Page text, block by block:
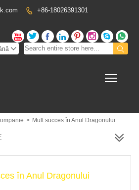
 +86-18026391301
      



> Mult succes în Anul Dragonului
în Anul Dragonului